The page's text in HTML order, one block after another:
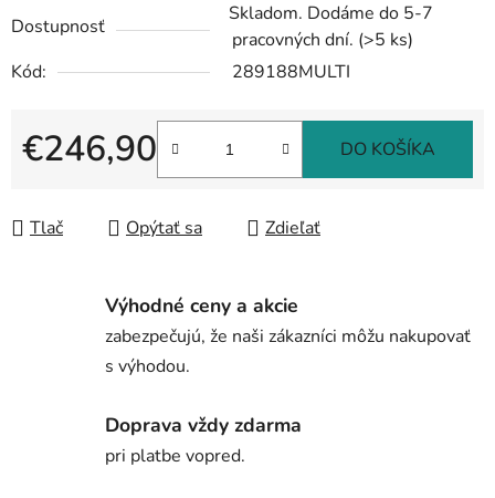
Dostupnosť
Skladom. Dodáme do 5-7
pracovných dní. (>5 ks)
Kód:
289188MULTI
€246,90 DO KOŠÍKA
Tlač Opýtať sa Zdieľať
Výhodné ceny a akcie
zabezpečujú, že naši zákazníci môžu nakupovať
s výhodou.
Doprava vždy zdarma
pri platbe vopred.